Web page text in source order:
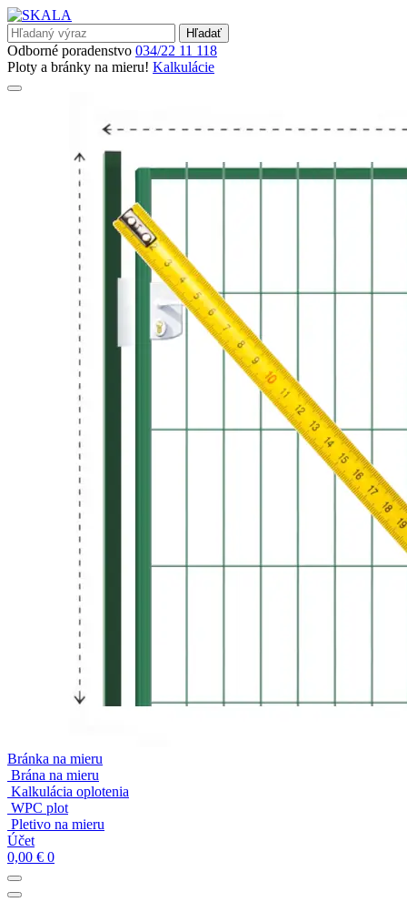
Hľadať
Odborné poradenstvo 034/22 11 118
Ploty a bránky na mieru! Kalkulácie
Bránka na mieru
Brána na mieru
Kalkulácia oplotenia
WPC plot
Pletivo na mieru
Účet
0,00 € 0